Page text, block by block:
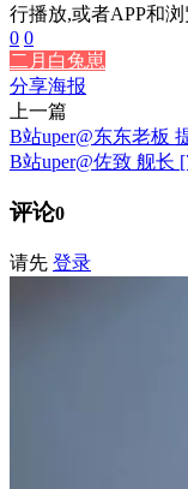
行播放,或者APP和
0 0
二月白兔崽
分享海报
上一篇
B站uper@东东老板
B站uper@佐致 舰长
评论0
请先 登录